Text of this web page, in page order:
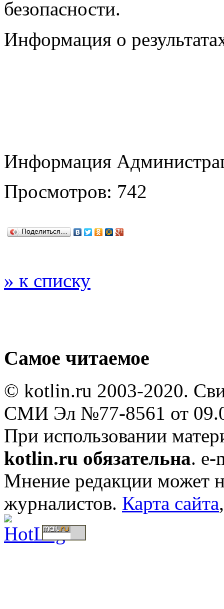
безопасности.
Информация о
Информация
Просмотров: 742
Поделиться…
» к списку
Самое читаемое
© kotlin.ru 2003-2020.
СМИ Эл №77-8561 от
При использовании
kotlin.ru обязательна. e-
Мнение редакции может
журналистов. Карта сайта